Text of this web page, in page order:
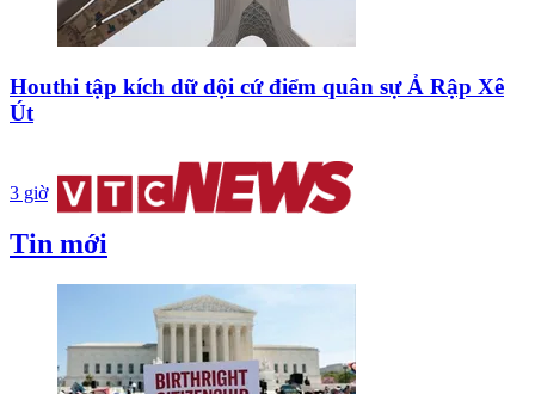
Houthi tập kích dữ dội cứ điểm quân sự Ả Rập Xê
Út
3 giờ
Tin mới